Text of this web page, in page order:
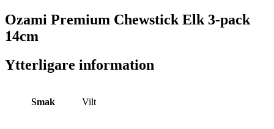
Ozami Premium Chewstick Elk 3-pack
14cm
Ytterligare information
Smak Vilt